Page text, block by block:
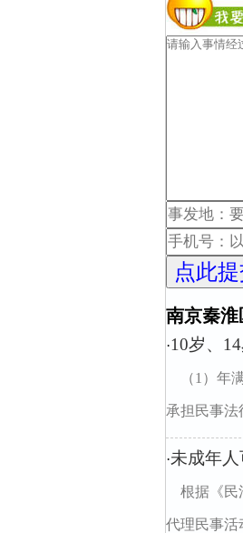
南京秦
·10岁、
（1）年
承担民事法
·未成年人
根据《民
代理民事活